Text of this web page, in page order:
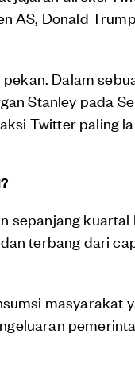
AS, Donald
Dalam
Stanley pada
Twitter paling
sepanjang kuartal
terbang dari
masyarakat